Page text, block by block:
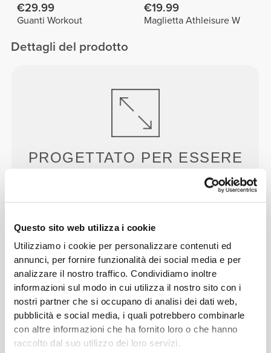
Questo sito web utilizza i cookie
Utilizziamo i cookie per personalizzare contenuti ed
annunci, per fornire funzionalità dei social media e per
analizzare il nostro traffico. Condividiamo inoltre
informazioni sul modo in cui utilizza il nostro sito con i
nostri partner che si occupano di analisi dei dati web,
pubblicità e social media, i quali potrebbero combinarle
con altre informazioni che ha fornito loro o che hanno
raccolto dal suo utilizzo dei loro servizi.
€29.99
Guanti Workout
€19.99
Maglietta Athleisure W
Dettagli del prodotto
PROGETTATO PER ESSERE
Fabbricazione elastica bidirezionale sviluppata in
accelerazioni e cambi di direzione.
UNA VERASVOLTA
Capi d'abbigliamento con punti di raffreddamento